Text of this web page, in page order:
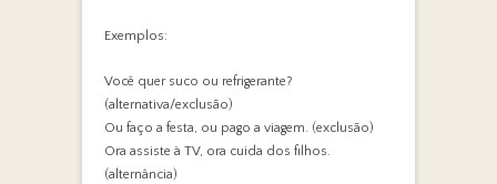
Exemplos:
Você quer suco ou refrigerante?
(alternativa/exclusão)
Ou faço a festa, ou pago a viagem. (exclusão)
Ora assiste à TV, ora cuida dos filhos.
(alternância)